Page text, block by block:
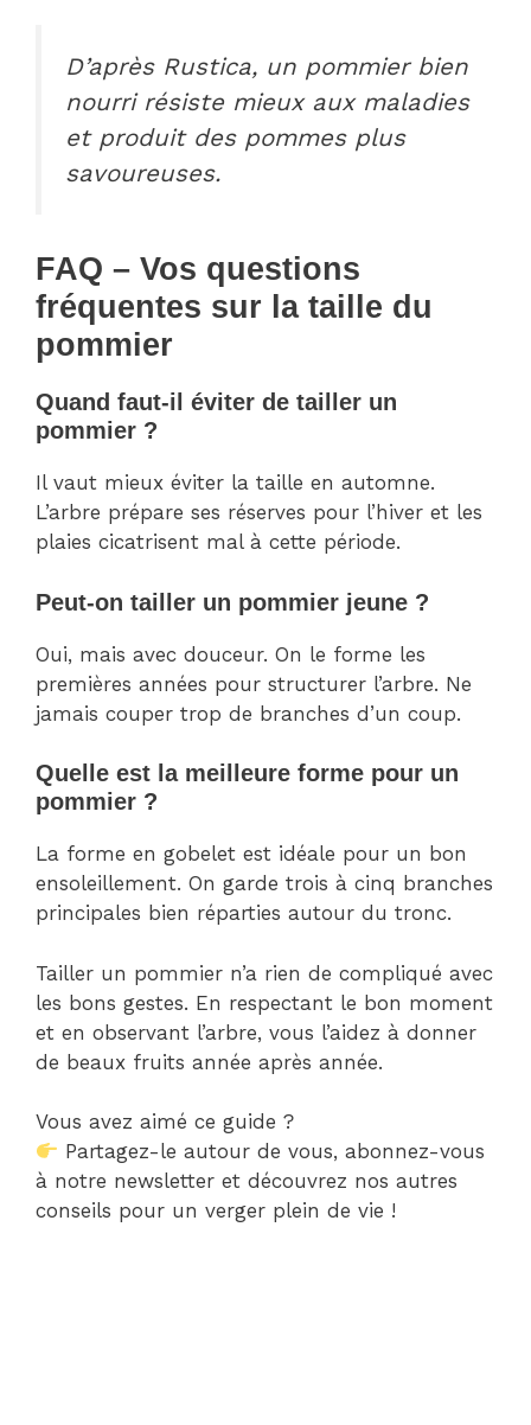
D’après Rustica, un pommier bien
nourri résiste mieux aux maladies
et produit des pommes plus
savoureuses.
FAQ – Vos questions
fréquentes sur la taille du
pommier
Quand faut-il éviter de tailler un
pommier ?
Il vaut mieux éviter la taille en automne.
L’arbre prépare ses réserves pour l’hiver et les
plaies cicatrisent mal à cette période.
Peut-on tailler un pommier jeune ?
Oui, mais avec douceur. On le forme les
premières années pour structurer l’arbre. Ne
jamais couper trop de branches d’un coup.
Quelle est la meilleure forme pour un
pommier ?
La forme en gobelet est idéale pour un bon
ensoleillement. On garde trois à cinq branches
principales bien réparties autour du tronc.
Tailler un pommier n’a rien de compliqué avec
les bons gestes. En respectant le bon moment
et en observant l’arbre, vous l’aidez à donner
de beaux fruits année après année.
Vous avez aimé ce guide ?
Partagez-le autour de vous, abonnez-vous
à notre newsletter et découvrez nos autres
conseils pour un verger plein de vie !